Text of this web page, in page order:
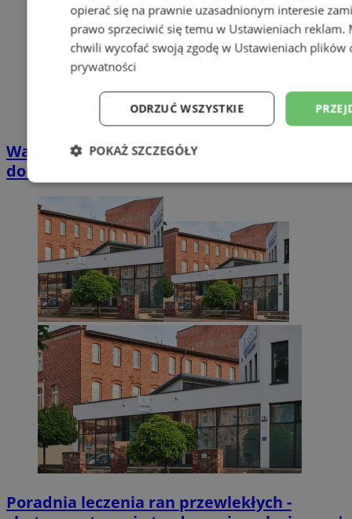
Wakacyjny wypoczynek nad Bałtykiem w
domkach Szmaragdowe Morze
Poradnia leczenia ran przewlekłych -
opierać się na prawnie uzasadnionym interesie
prawo sprzeciwić się temu w Ustawieniach reklam.
chwili wycofać swoją zgodę w Ustawieniach plików
prywatności
ODRZUĆ WSZYSTKIE
POKAŻ SZCZEGÓŁY
Niezbędne Wydajność
Niesklasyfikowane
Niezbędne Wydajność Targetowanie
Niezbędne pliki cookie umożliwiają korzystanie z podstawowych
takich jak logowanie użytkownika i zarządzanie kontem. Bez
można prawidłowo korzystać ze strony internetowej.
Nazwa
Provider
Domena
SessID
zabrze.com.pl
QeSessID zabrze.com.pl